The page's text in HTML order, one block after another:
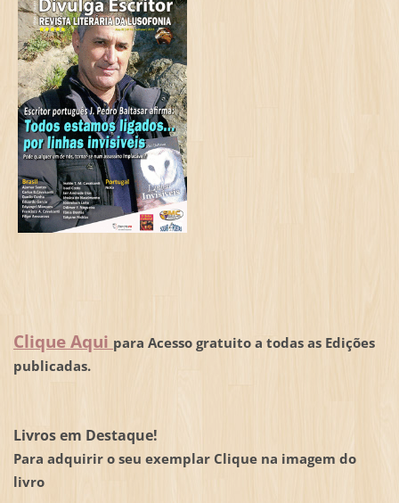
Clique Aqui para Acesso gratuito a todas as Edições
publicadas.
Livros em Destaque!
Para adquirir o seu exemplar Clique na imagem do
livro